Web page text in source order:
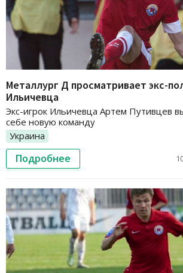
Металлург Д просматривает экс-
Ильичевца
Экс-игрок Ильичевца Артем Путивцев
себе новую команду
Украина
Подробнее